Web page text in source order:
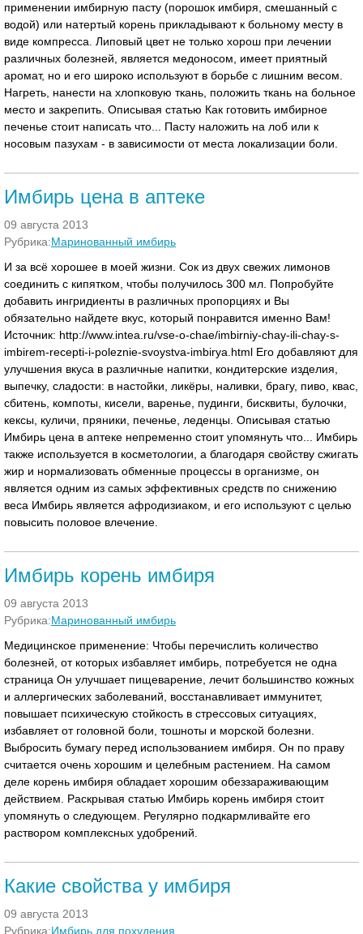
применении имбирную пасту (порошок имбиря, смешанный с
водой) или натертый корень прикладывают к больному месту в
виде компресса. Липовый цвет не только хорош при лечении
различных болезней, является медоносом, имеет приятный
аромат, но и его широко используют в борьбе с лишним весом.
Нагреть, нанести на хлопковую ткань, положить ткань на больное
место и закрепить. Описывая статью Как готовить имбирное
печенье стоит написать что... Пасту наложить на лоб или к
носовым пазухам - в зависимости от места локализации боли.
Имбирь цена в аптеке
09 августа 2013
Рубрика:Маринованный имбирь
И за всё хорошее в моей жизни. Сок из двух свежих лимонов
соединить с кипятком, чтобы получилось 300 мл. Попробуйте
добавить ингридиенты в различных пропорциях и Вы
обязательно найдете вкус, который понравится именно Вам!
Источник: http://www.intea.ru/vse-o-chae/imbirniy-chay-ili-chay-s-
imbirem-recepti-i-poleznie-svoystva-imbirya.html Его добавляют для
улучшения вкуса в различные напитки, кондитерские изделия,
выпечку, сладости: в настойки, ликёры, наливки, брагу, пиво, квас,
сбитень, компоты, кисели, варенье, пудинги, бисквиты, булочки,
кексы, куличи, пряники, печенье, леденцы. Описывая статью
Имбирь цена в аптеке непременно стоит упомянуть что... Имбирь
также используется в косметологии, а благодаря свойству сжигать
жир и нормализовать обменные процессы в организме, он
является одним из самых эффективных средств по снижению
веса Имбирь является афродизиаком, и его используют с целью
повысить половое влечение.
Имбирь корень имбиря
09 августа 2013
Рубрика:Маринованный имбирь
Медицинское применение: Чтобы перечислить количество
болезней, от которых избавляет имбирь, потребуется не одна
страница Он улучшает пищеварение, лечит большинство кожных
и аллергических заболеваний, восстанавливает иммунитет,
повышает психическую стойкость в стрессовых ситуациях,
избавляет от головной боли, тошноты и морской болезни.
Выбросить бумагу перед использованием имбиря. Он по праву
считается очень хорошим и целебным растением. На самом
деле корень имбиря обладает хорошим обеззараживающим
действием. Раскрывая статью Имбирь корень имбиря стоит
упомянуть о следующем. Регулярно подкармливайте его
раствором комплексных удобрений.
Какие свойства у имбиря
09 августа 2013
Рубрика:Имбирь для похудения